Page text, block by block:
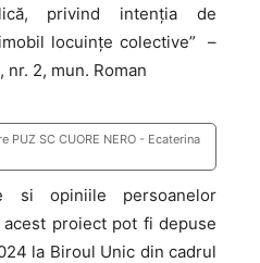
privind intenţia de
locuințe colective” –
nr. 2, mun. Roman
PUZ SC CUORE NERO - Ecaterina
si opiniile persoanelor
proiect pot fi depuse
la Biroul Unic din cadrul